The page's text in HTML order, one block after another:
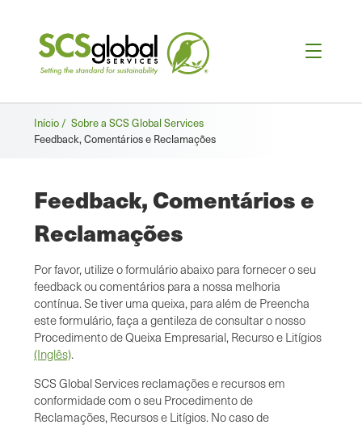
Breadcrumb
Início / Sobre a SCS Global Services
Feedback, Comentários e Reclamações
Feedback, Comentários e
Reclamações
Por favor, utilize o formulário abaixo para fornecer o seu
feedback ou comentários para a nossa melhoria
contínua. Se tiver uma queixa, para além de Preencha
este formulário, faça a gentileza de consultar o nosso
Procedimento de Queixa Empresarial, Recurso e Litígios
(Inglês).
SCS Global Services reclamações e recursos em
conformidade com o seu Procedimento de
Reclamações, Recursos e Litígios. No caso de